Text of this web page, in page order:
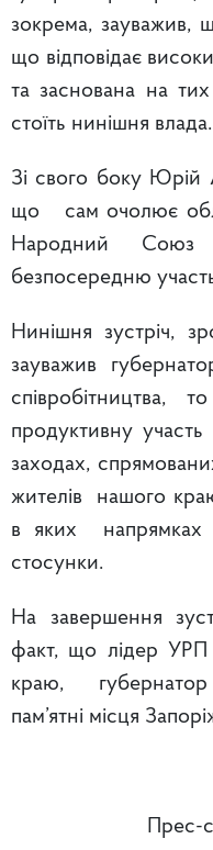
зокрема, зауважив,
що відповідає
та заснована на
стоїть нинішня влада.
Зі свого боку Юрій
що сам очолює
Народний Союз
безпосередню
Нинішня зустріч,
зауважив
продуктивну
заходах,
жителів нашого
в яких напрямках
стосунки.
На завершення
факт, що лідер
краю, губернатор
пам’ятні місця
Прес-